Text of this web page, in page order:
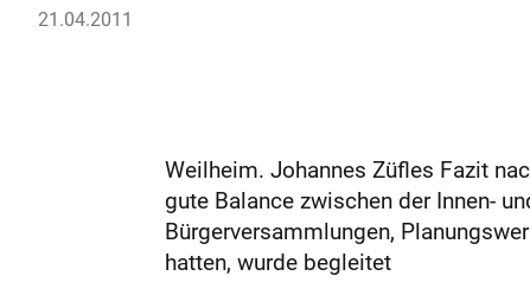
21.04.2011
Weilheim. Johannes Züfles Fazit
gute Balance zwischen der Innen-
Bürgerversammlungen,
hatten, wurde begleitet